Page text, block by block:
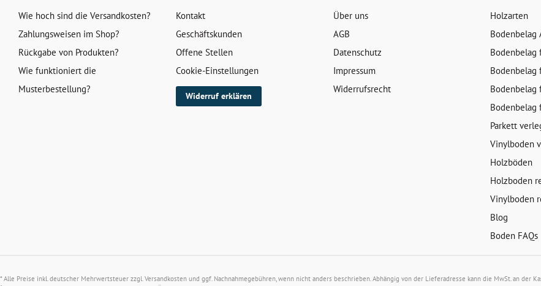
Wie hoch sind die Versandkosten?
Zahlungsweisen im Shop?
Rückgabe von Produkten?
Wie funktioniert die
Musterbestellung?
Kontakt
Geschäftskunden
Offene Stellen
Cookie-Einstellungen
Widerruf erklären
Über uns
AGB
Datenschutz
Impressum
Widerrufsrecht
Holzarten
Bodenbelag
Bodenbelag
Bodenbelag
Bodenbelag
Bodenbelag
Parkett
Vinylboden
Holzböden
Holzboden
Vinylboden
Blog
Boden FAQs
* Alle Preise inkl. deutscher Mehrwertsteuer zzgl.Versandkosten und ggf. Nachnahmegebühren, wenn nicht anders beschrieben. Abhängig von der Lieferadresse kann die MwSt. an der